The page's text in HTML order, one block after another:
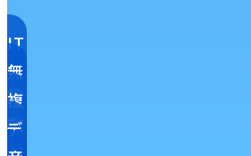
IT
-
B
C
P
無
線
イ
ン
複
数
拠
デ